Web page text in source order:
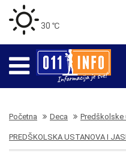
30 ℃
Početna Deca Predškolske
PREDŠKOLSKA USTANOVA I